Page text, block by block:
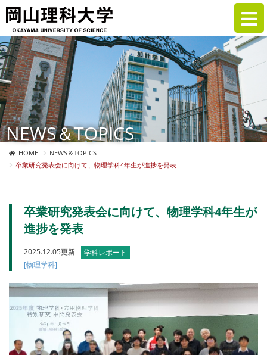
NEWS＆TOPICS
HOME
NEWS＆TOPICS
卒業研究発表会に向けて、物理学科4年生が進捗を発表
卒業研究発表会に向けて、物理学科4年生が
進捗を発表
2025.12.05更新
学科レポート
[物理学科]